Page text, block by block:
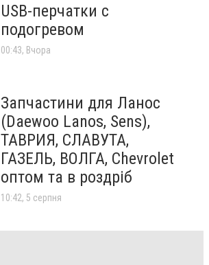
USB-перчатки с
подогревом
00:43, Вчора
Запчастини для Ланос
(Daewoo Lanos, Sens),
ТАВРИЯ, СЛАВУТА,
ГАЗЕЛЬ, ВОЛГА, Chevrolet
оптом та в роздріб
10:42, 5 серпня